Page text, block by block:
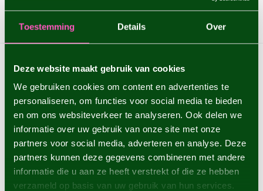
Toestemming Details Over
Deze website maakt gebruik van cookies
We gebruiken cookies om content en advertenties te
personaliseren, om functies voor social media te bieden
en om ons websiteverkeer te analyseren. Ook delen we
informatie over uw gebruik van onze site met onze
partners voor social media, adverteren en analyse. Deze
partners kunnen deze gegevens combineren met andere
informatie die u aan ze heeft verstrekt of die ze hebben
verzameld op basis van uw gebruik van hun services.
Zeige1-5von 5